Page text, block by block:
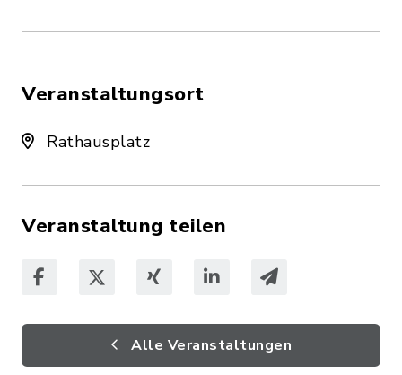
Veranstaltungsort
Rathausplatz
Veranstaltung teilen
Alle Veranstaltungen